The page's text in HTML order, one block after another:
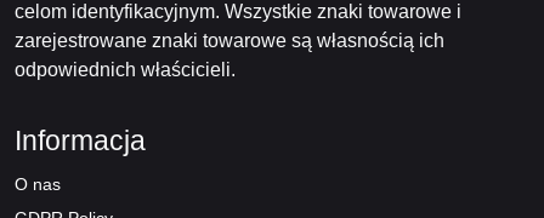
celom identyfikacyjnym. Wszystkie znaki towarowe i
zarejestrowane znaki towarowe są własnością ich
odpowiednich właścicieli.
Informacja
O nas